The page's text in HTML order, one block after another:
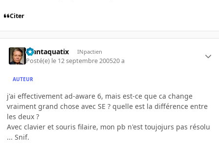
Citer
Plantaquatix INpactien
Posté(e) le 12 septembre 200520 a
AUTEUR
j'ai effectivement ad-aware 6, mais est-ce que ca change
vraiment grand chose avec SE ? quelle est la différence entre
les deux ?
Avec clavier et souris filaire, mon pb n'est toujojurs pas résolu
... Snif.